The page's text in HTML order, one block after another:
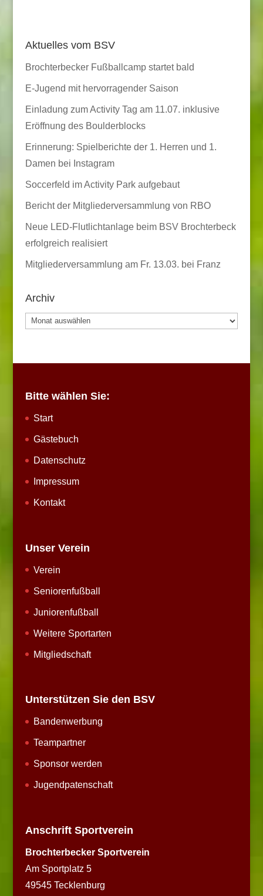
Aktuelles vom BSV
Brochterbecker Fußballcamp startet bald
E-Jugend mit hervorragender Saison
Einladung zum Activity Tag am 11.07. inklusive
Eröffnung des Boulderblocks
Erinnerung: Spielberichte der 1. Herren und 1.
Damen bei Instagram
Soccerfeld im Activity Park aufgebaut
Bericht der Mitgliederversammlung von RBO
Neue LED-Flutlichtanlage beim BSV Brochterbeck
erfolgreich realisiert
Mitgliederversammlung am Fr. 13.03. bei Franz
Archiv
Archiv
Bitte wählen Sie:
Start
Gästebuch
Datenschutz
Impressum
Kontakt
Unser Verein
Verein
Seniorenfußball
Juniorenfußball
Weitere Sportarten
Mitgliedschaft
Unterstützen Sie den BSV
Bandenwerbung
Teampartner
Sponsor werden
Jugendpatenschaft
Anschrift Sportverein
Brochterbecker Sportverein
Am Sportplatz 5
49545 Tecklenburg